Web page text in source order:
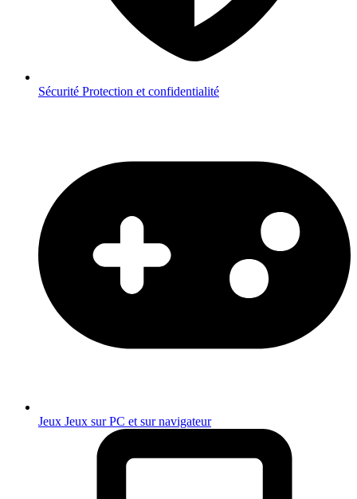
Sécurité Protection et confidentialité
Jeux Jeux sur PC et sur navigateur